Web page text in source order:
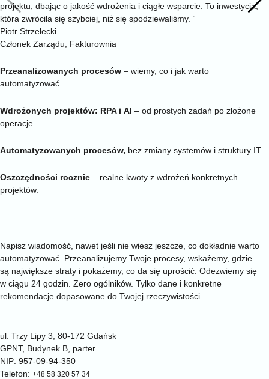
projektu, dbając o jakość wdrożenia i ciągłe wsparcie. To inwestycja,
która zwróciła się szybciej, niż się spodziewaliśmy. “
Piotr Strzelecki
Członek Zarządu, Fakturownia
Przeanalizowanych procesów – wiemy, co i jak warto
automatyzować.
Wdrożonych projektów: RPA i AI – od prostych zadań po złożone
operacje.
Automatyzowanych procesów, bez zmiany systemów i struktury IT.
Oszczędności rocznie – realne kwoty z wdrożeń konkretnych
projektów.
Napisz wiadomość, nawet jeśli nie wiesz jeszcze, co dokładnie warto
automatyzować. Przeanalizujemy Twoje procesy, wskażemy, gdzie
są największe straty i pokażemy, co da się uprościć. Odezwiemy się
w ciągu 24 godzin. Zero ogólników. Tylko dane i konkretne
rekomendacje dopasowane do Twojej rzeczywistości.
ul. Trzy Lipy 3, 80-172 Gdańsk
GPNT, Budynek B, parter
NIP: 957-09-94-350
Telefon: +48 58 320 57 34